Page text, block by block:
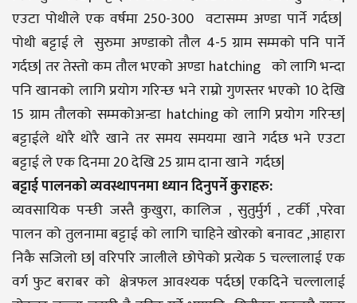
एउटा पोथीले एक वर्षमा 250-300 वटासम्म अण्डा पार्ने गर्दछ|
पोथी बट्टाई ले सुरुमा अण्डाको तौल 4-5 ग्राम सम्मको पनि पार्ने
गर्दछ| तर तेस्तो कम तौल भएको अण्डा hatching को लागि भन्दा
पनि खानको लागि प्रयोग गरिन्छ भने राम्रो गुणस्तर भएको 10 देखि
15 ग्राम तौलको सम्मकोअन्डा hatching को लागि प्रयोग गरिन्छ|
बट्टाईले थोरै थोरै खाने तर समय समयमा खाने गर्दछ भने एउटा
बट्टाई ले एक दिनमा 20 देखि 25 ग्राम दाना खाने गर्दछ|
बट्टाई पालनको व्यवस्थापनमा ध्यान दिनुपर्ने कुराहरु:
व्यवसायिक पन्छी जस्तै कुखुरा, कालिज , सुतुर्मुर्ग , टर्की ,परेवा
पालन को तुलनामा बट्टाई को लागि चाहिने खोरको बनावट ,आहारा
निकै सजिलो छ| वरिपरि जालीले छोपेको प्रत्येक 5 चल्लालाई एक
वर्ग फुट बराबर को क्षेत्रफल आवश्यक पर्दछ| एकदिने चल्लालाई